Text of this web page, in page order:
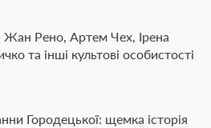
Жан Рено, Артем Чех, Ірена
та інші культові особистості
Городецької: щемка історія